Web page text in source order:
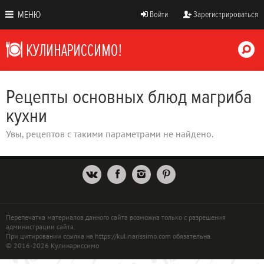
МЕНЮ Войти Зарегистрироваться
Рецепты основных блюд магриба
кухни
Увы, рецептов с такими параметрами не найдено.
Перепечатка материалов данного сайта возможна только с разрешения
администрации сайта.
При цитировании ссылка на https://kulinarissimo.com обязательна.
© 2016-2026 Кулинариссимо